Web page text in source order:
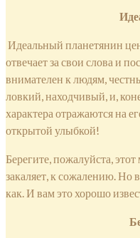
Идеальный планетянин
отвечает за свои слова и
внимателен к людям,
ловкий, находчивый, и,
характера отражаются на
открытой улыбкой!
Берегите, пожалуйста,
закаляет, к сожалению. Но
как. И вам это хорошо